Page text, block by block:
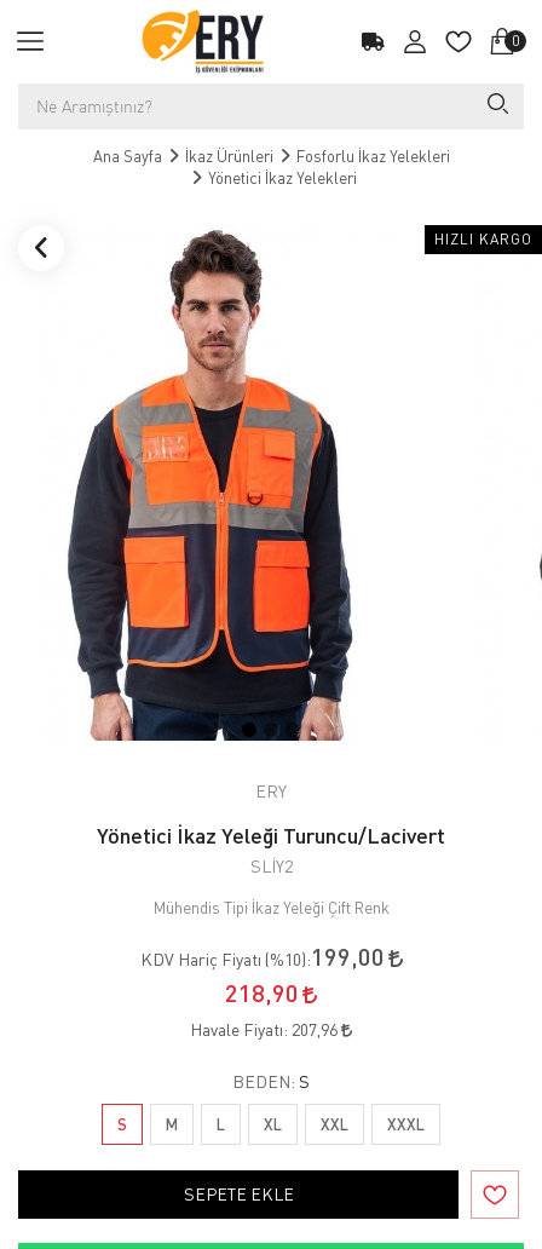
0
Ana Sayfa İkaz Ürünleri
Fosforlu İkaz Yelekleri
Yönetici İkaz Yelekleri
HIZLI KARGO
ERY
Yönetici İkaz Yeleği Turuncu/Lacivert
SLİY2
Mühendis Tipi İkaz Yeleği Çift Renk
KDV Hariç Fiyatı (%10):199,00
218,90
Havale Fiyatı: 207,96
BEDEN: S
S M L XL XXL XXXL
SEPETE EKLE